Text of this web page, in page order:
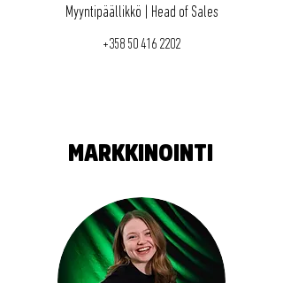
Myyntipäällikkö | Head of Sales
+358 50 416 2202
MARKKINOINTI